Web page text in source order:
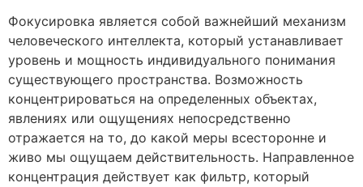
Фокусировка является собой важнейший механизм
человеческого интеллекта, который устанавливает
уровень и мощность индивидуального понимания
существующего пространства. Возможность
концентрироваться на определенных объектах,
явлениях или ощущениях непосредственно
отражается на то, до какой меры всесторонне и
живо мы ощущаем действительность. Направленное
концентрация действует как фильтр, который